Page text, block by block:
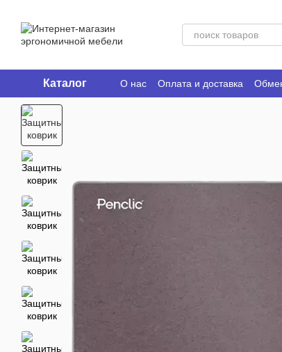
Каталог О нас Оплата и доставка
Ergo Place Club